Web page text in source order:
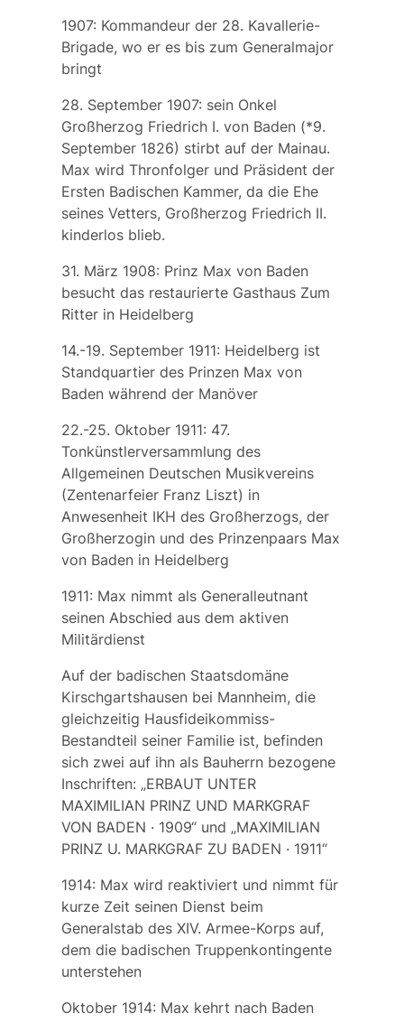
1907: Kommandeur der 28. Kavallerie-
Brigade, wo er es bis zum Generalmajor
bringt
28. September 1907: sein Onkel
Großherzog Friedrich I. von Baden (*9.
September 1826) stirbt auf der Mainau.
Max wird Thronfolger und Präsident der
Ersten Badischen Kammer, da die Ehe
seines Vetters, Großherzog Friedrich II.
kinderlos blieb.
31. März 1908: Prinz Max von Baden
besucht das restaurierte Gasthaus Zum
Ritterin Heidelberg
14.-19. September 1911: Heidelberg ist
Standquartier des Prinzen Max von
Badenwährend der Manöver
22.-25. Oktober 1911: 47.
Tonkünstlerversammlung des
Allgemeinen Deutschen Musikvereins
(Zentenarfeier Franz Liszt) in
Anwesenheit IKH des Großherzogs, der
Großherzogin und des Prinzenpaars Max
von Baden in Heidelberg
1911: Max nimmt als Generalleutnant
seinen Abschied aus dem aktiven
Militärdienst
Auf der badischen Staatsdomäne
Kirschgartshausenbei Mannheim, die
gleichzeitig Hausfideikommiss-
Bestandteil seiner Familie ist, befinden
sich zwei auf ihn als Bauherrn bezogene
Inschriften: „ERBAUT UNTER
MAXIMILIAN PRINZ UND MARKGRAF
VON BADEN · 1909“ und „MAXIMILIAN
PRINZ U. MARKGRAF ZU BADEN · 1911“
1914: Max wird reaktiviert und nimmt für
kurze Zeit seinen Dienst beim
Generalstab des XIV. Armee-Korps auf,
dem die badischen Truppenkontingente
unterstehen
Oktober 1914: Max kehrt nach Baden